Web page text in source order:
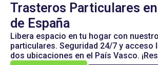
Trasteros Particulares
de España
Libera espacio en tu hogar con
particulares. Seguridad 24/7 y acceso
dos ubicaciones en el País Vasco.